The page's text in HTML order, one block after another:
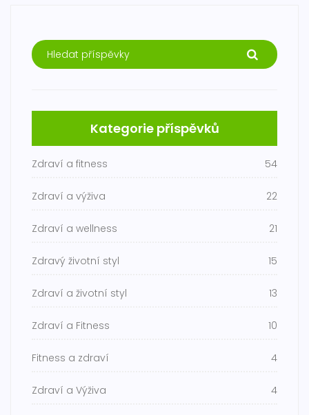
Kategorie příspěvků
Zdraví a fitness 54
Zdraví a výživa 22
Zdraví a wellness 21
Zdravý životní styl 15
Zdraví a životní styl 13
Zdraví a Fitness 10
Fitness a zdraví 4
Zdraví a Výživa 4